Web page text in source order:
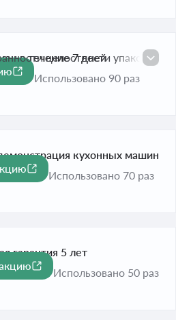
в течение 7 дней
целостности упаковки
Использовано 90 раз
кухонных машин
Использовано 70 раз
гарантия 5 лет
Использовано 50 раз